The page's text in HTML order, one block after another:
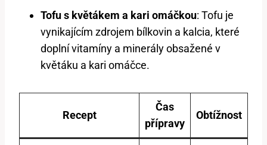
Tofu s květákem a kari omáčkou: Tofu je
vynikajícím zdrojem bílkovin a kalcia, které
doplní vitamíny a minerály obsažené v
květáku a kari omáčce.
Recept
Čas
přípravy
Obtížnost